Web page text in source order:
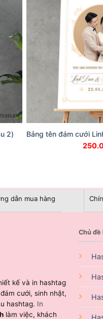
2)
Bảng tên đám cưới
dẫn mua hàng
kế và in hashtag
cưới, sinh nhật,
hashtag. In
làm việc, khách
Chủ đề